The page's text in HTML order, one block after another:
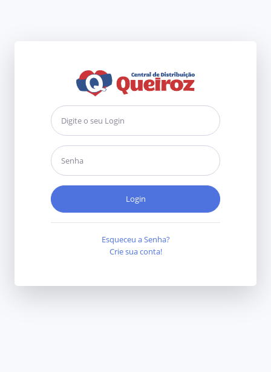
Login
Esqueceu a Senha?
Crie sua conta!